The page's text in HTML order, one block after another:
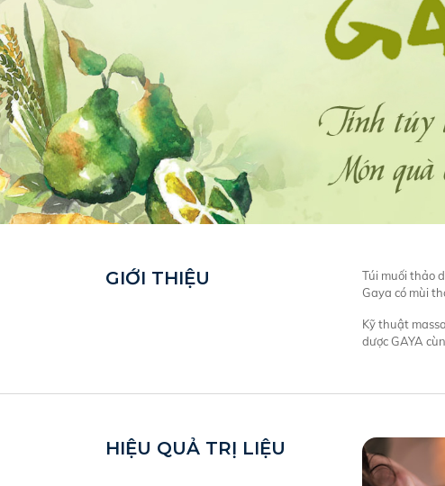
GIỚI THIỆU
Túi muối thảo
Gaya có mùi
Kỹ thuật
dược GAYA
HIỆU QUẢ TRỊ LIỆU